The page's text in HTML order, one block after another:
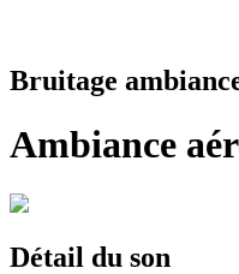
Bruitage
Ambiance
Détail du son